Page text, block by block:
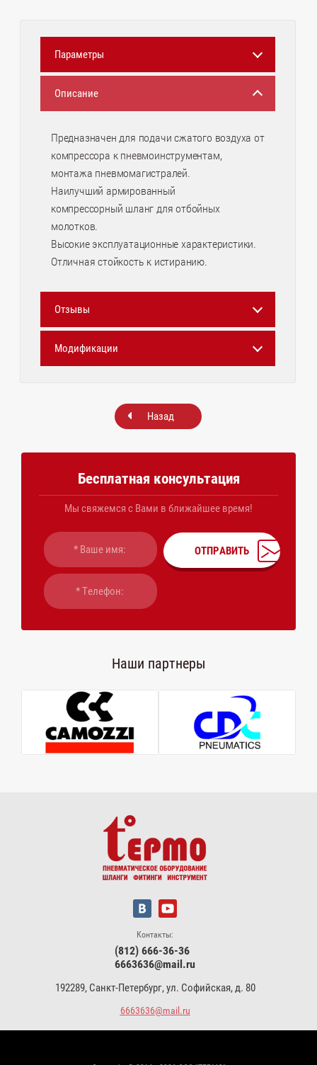
Параметры
Описание
Предназначен для подачи сжатого воздуха от
компрессора к пневмоинструментам,
монтажа пневмомагистралей.
Наилучший армированный
компрессорный шланг для отбойных
молотков.
Высокие эксплуатационные характеристики.
Отличная стойкость к истиранию.
Отзывы
Модификации
Назад
Бесплатная консультация
Мы свяжемся с Вами в ближайшее время!
ОТПРАВИТЬ
Наши партнеры
Контакты:
(812) 666-36-36
6663636@mail.ru
192289, Санкт-Петербург, ул. Софийская, д. 80
6663636@mail.ru